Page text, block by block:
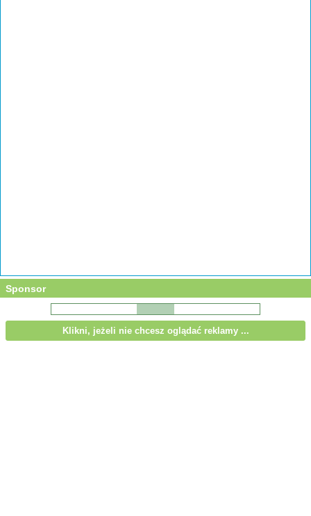
Sponsor
Klikni, jeżeli nie chcesz oglądać reklamy ...